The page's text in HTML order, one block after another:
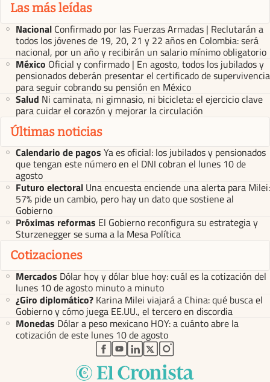
Las más leídas
Nacional Confirmado por las Fuerzas Armadas | Reclutarán a
todos los jóvenes de 19, 20, 21 y 22 años en Colombia: será
nacional, por un año y recibirán un salario mínimo obligatorio
México Oficial y confirmado | En agosto, todos los jubilados y
pensionados deberán presentar el certificado de supervivencia
para seguir cobrando su pensión en México
Salud Ni caminata, ni gimnasio, ni bicicleta: el ejercicio clave
para cuidar el corazón y mejorar la circulación
Últimas noticias
Calendario de pagos Ya es oficial: los jubilados y pensionados
que tengan este número en el DNI cobran el lunes 10 de
agosto
Futuro electoral Una encuesta enciende una alerta para Milei:
57% pide un cambio, pero hay un dato que sostiene al
Gobierno
Próximas reformas El Gobierno reconfigura su estrategia y
Sturzenegger se suma a la Mesa Política
Cotizaciones
Mercados Dólar hoy y dólar blue hoy: cuál es la cotización del
lunes 10 de agosto minuto a minuto
¿Giro diplomático? Karina Milei viajará a China: qué busca el
Gobierno y cómo juega EE.UU., el tercero en discordia
Monedas Dólar a peso mexicano HOY: a cuánto abre la
cotización de este lunes 10 de agosto
abre en nueva pestaña
abre en nueva pestaña
abre en nueva pestaña
abre en nueva pestaña
abre en nueva pestaña